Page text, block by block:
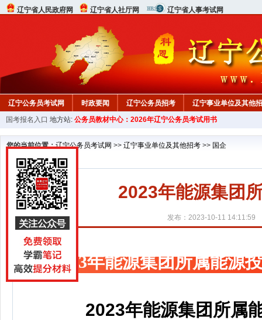
辽宁省人民政府网 辽宁省人社厅网 辽宁省人事考试网
辽宁公务员考试网 时政要闻 辽宁公务员招考 辽宁事业单位及其他
在线咨询 教材中心
国考报名入口 地方站: 公务员教材中心：2026年辽宁公务员考试用书
您的当前位置：辽宁公务员考试网 >> 辽宁事业单位及其他招考 >> 国企
2023年能源集团
发布：2023-10-11 14:11:59
2023年能源集团所属能源
2023年能源集团所属